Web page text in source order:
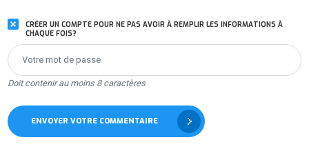
CRÉER UN COMPTE POUR NE PAS AVOIR À REMPLIR LES INFORMATIONS À
CHAQUE FOIS?
Doit contenir au moins 8 caractères
ENVOYER VOTRE COMMENTAIRE